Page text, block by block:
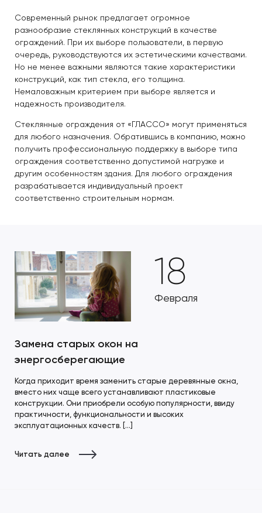
Современный рынок предлагает огромное
разнообразие стеклянных конструкций в качестве
ограждений. При их выборе пользователи, в первую
очередь, руководствуются их эстетическими качествами.
Но не менее важными являются такие характеристики
конструкций, как тип стекла, его толщина.
Немаловажным критерием при выборе является и
надежность производителя.
Стеклянные ограждения от «ГЛАССО» могут применяться
для любого назначения. Обратившись в компанию, можно
получить профессиональную поддержку в выборе типа
ограждения соответственно допустимой нагрузке и
другим особенностям здания. Для любого ограждения
разрабатывается индивидуальный проект
соответственно строительным нормам.
18
Февраля
Замена старых окон на
энергосберегающие
Когда приходит время заменить старые деревянные окна,
вместо них чаще всего устанавливают пластиковые
конструкции. Они приобрели особую популярности, ввиду
практичности, функциональности и высоких
эксплуатационных качеств. […]
Читать далее